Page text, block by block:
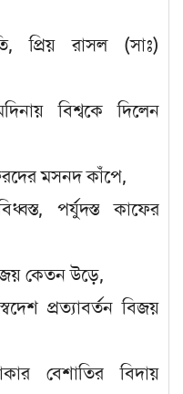
প্রিয় রাসল (সাঃ)
বিশ্বকে দিলেন
মসনদ কাঁপে,
পর্যুদস্ত কাফের
কেতন উড়ে,
প্রত্যাবর্তন বিজয়
বেশাতির বিদায়